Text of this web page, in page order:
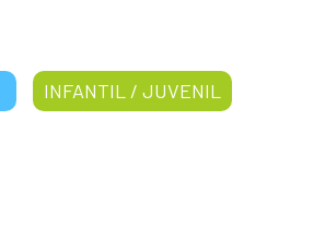
INFANTIL / JUVENIL